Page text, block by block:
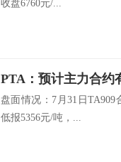
收盘6760元/...
PTA：预计主力合约
盘面情况：7月31日TA909
低报5356元/吨，...